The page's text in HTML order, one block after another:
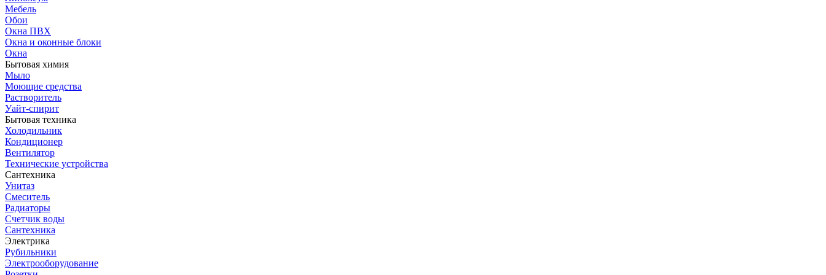
Мебель
Обои
Окна ПВХ
Окна и оконные блоки
Окна
Бытовая химия
Мыло
Моющие средства
Растворитель
Уайт-спирит
Бытовая техника
Холодильник
Кондиционер
Вентилятор
Технические устройства
Сантехника
Унитаз
Смеситель
Радиаторы
Счетчик воды
Сантехника
Электрика
Рубильники
Электрооборудование